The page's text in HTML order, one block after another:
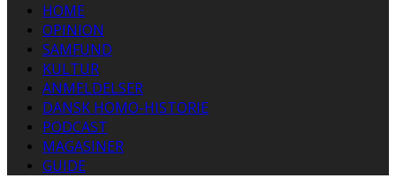
HOME
OPINION
SAMFUND
KULTUR
ANMELDELSER
DANSK HOMO-HISTORIE
PODCAST
MAGASINER
GUIDE